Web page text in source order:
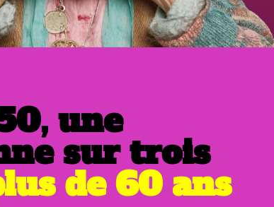
une
sur trois
de 60 ans